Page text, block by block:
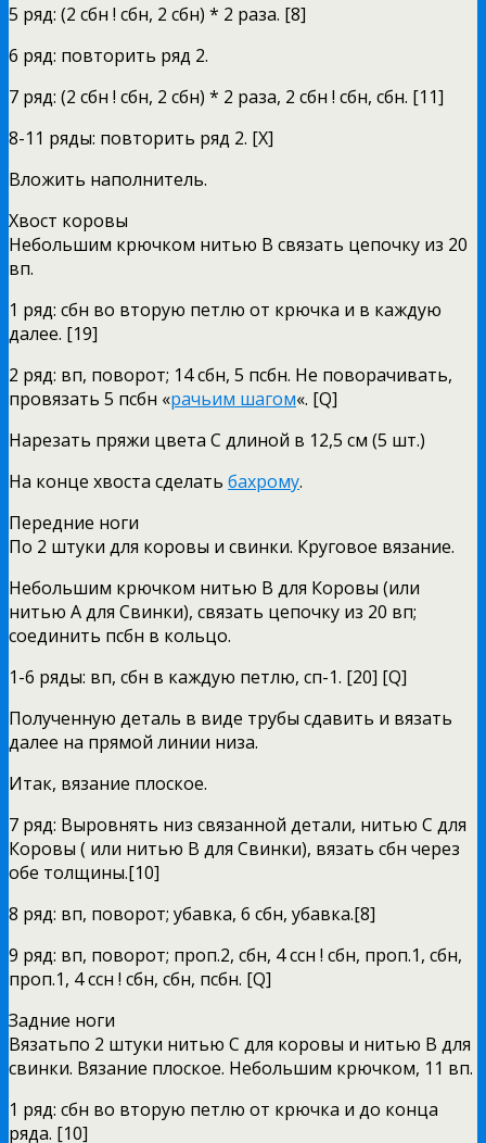
5 ряд: (2 сбн ! сбн, 2 сбн) * 2 раза. [8]
6 ряд: повторить ряд 2.
7 ряд: (2 сбн ! сбн, 2 сбн) * 2 раза, 2 сбн ! сбн, сбн. [11]
8-11 ряды: повторить ряд 2. [Х]
Вложить наполнитель.
Хвост коровы
Небольшим крючком нитью В связать цепочку из 20
вп.
1 ряд: сбн во вторую петлю от крючка и в каждую
далее. [19]
2 ряд: вп, поворот; 14 сбн, 5 псбн. Не поворачивать,
провязать 5 псбн «рачьим шагом«. [Q]
Нарезать пряжи цвета С длиной в 12,5 см (5 шт.)
На конце хвоста сделать бахрому.
Передние ноги
По 2 штуки для коровы и свинки. Круговое вязание.
Небольшим крючком нитью В для Коровы (или
нитью А для Свинки), связать цепочку из 20 вп;
соединить псбн в кольцо.
1-6 ряды: вп, сбн в каждую петлю, сп-1. [20] [Q]
Полученную деталь в виде трубы сдавить и вязать
далее на прямой линии низа.
Итак, вязание плоское.
7 ряд: Выровнять низ связанной детали, нитью С для
Коровы ( или нитью В для Свинки), вязать сбн через
обе толщины.[10]
8 ряд: вп, поворот; убавка, 6 сбн, убавка.[8]
9 ряд: вп, поворот; проп.2, сбн, 4 ссн ! сбн, проп.1, сбн,
проп.1, 4 ссн ! сбн, сбн, псбн. [Q]
Задние ноги
Вязатьпо 2 штуки нитью С для коровы и нитью В для
свинки. Вязание плоское. Небольшим крючком, 11 вп.
1 ряд: сбн во вторую петлю от крючка и до конца
ряда. [10]